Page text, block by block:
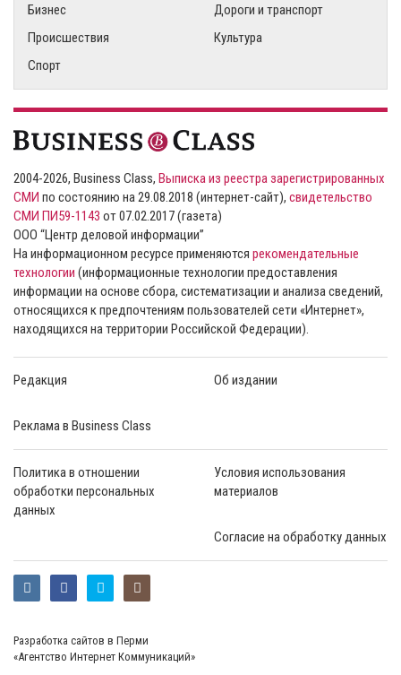
Бизнес
Дороги и транспорт
Происшествия
Культура
Спорт
2004-2026, Business Class, Выписка из реестра зарегистрированных
СМИ по состоянию на 29.08.2018 (интернет-сайт), свидетельство
СМИ ПИ59-1143 от 07.02.2017 (газета)
ООО “Центр деловой информации”
На информационном ресурсе применяются рекомендательные
технологии (информационные технологии предоставления
информации на основе сбора, систематизации и анализа сведений,
относящихся к предпочтениям пользователей сети «Интернет»,
находящихся на территории Российской Федерации).
Редакция Об издании
Реклама в Business Class
Политика в отношении
обработки персональных
данных
Условия использования
материалов
Согласие на обработку данных
Разработка сайтов в Перми
«Агентство Интернет Коммуникаций»